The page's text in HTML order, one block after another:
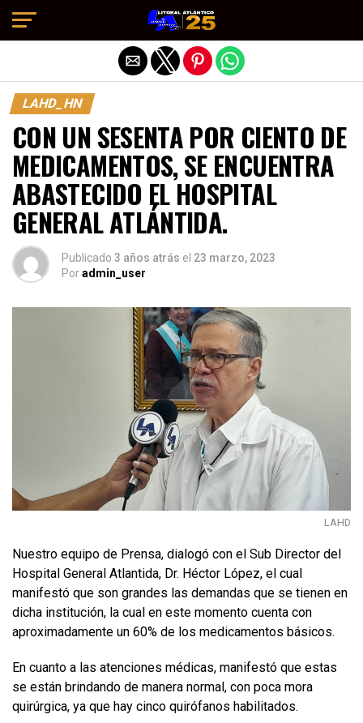
LAHD_HN
CON UN SESENTA POR CIENTO DE
MEDICAMENTOS, SE ENCUENTRA
ABASTECIDO EL HOSPITAL
GENERAL ATLÁNTIDA.
Publicado 3 años atrás el 23 marzo, 2023
Poradmin_user
LAHD
Nuestro equipo de Prensa, dialogó con el Sub Director del
Hospital General Atlantida, Dr. Héctor López, el cual
manifestó que son grandes las demandas que se tienen en
dicha institución, la cual en este momento cuenta con
aproximadamente un 60% de los medicamentos básicos.
En cuanto a las atenciones médicas, manifestó que estas
se están brindando de manera normal, con poca mora
quirúrgica, ya que hay cinco quirófanos habilitados.
Salir de la versión móvil